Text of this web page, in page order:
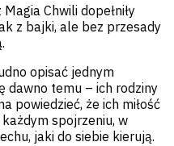
Chwili dopełniły
z bajki, ale bez przesady
opisać jednym
dawno temu – ich rodziny
powiedzieć, że ich miłość
spojrzeniu, w
jaki do siebie kierują.